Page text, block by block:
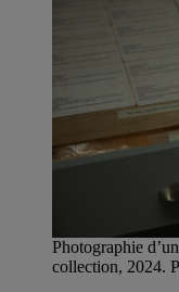
Photographie
collection, 2024.